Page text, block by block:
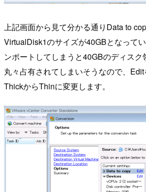
上記画面から見て分かる通りData to
VirtualDisk1のサイズが40GBとなって
ンポートしてしまうと40GBのディス
丸々占有されてしまいそうなので、
ThickからThinに変更します。